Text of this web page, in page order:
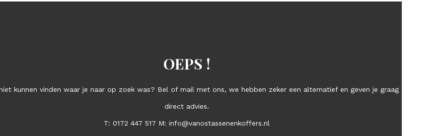
OEPS !
kunnen vinden waar je naar op zoek was? Bel of mail met ons, we hebben zeker een alternatief en geven je graag
direct advies.
T: 0172 447 517 M: info@vanostassenenkoffers.nl